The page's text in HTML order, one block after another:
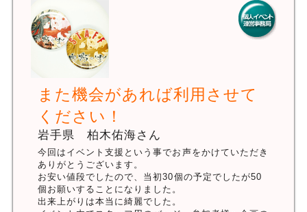
また機会があれば利用させて
ください！
岩手県 柏木佑海さん
今回はイベント支援という事でお声をかけていただき
ありがとうございます。
お安い値段でしたので、当初30個の予定でしたが50
個お願いすることになりました。
出来上がりは本当に綺麗でした。